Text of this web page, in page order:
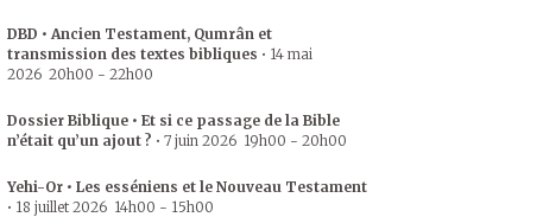
DBD • Ancien Testament, Qumrân et
transmission des textes bibliques • 14 mai
2026 20h00 - 22h00
Dossier Biblique • Et si ce passage de la Bible
n’était qu’un ajout ? • 7 juin 2026 19h00 - 20h00
Yehi-Or • Les esséniens et le Nouveau Testament
• 18 juillet 2026 14h00 - 15h00